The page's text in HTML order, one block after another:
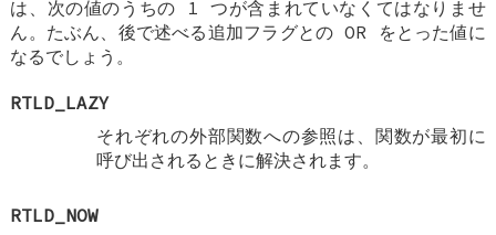
は、次の値のうちの 1 つが含まれていなくてはなりませ
ん。たぶん、後で述べる追加フラグとの OR をとった値に
なるでしょう。
RTLD_LAZY
それぞれの外部関数への参照は、関数が最初に
呼び出されるときに解決されます。
RTLD_NOW